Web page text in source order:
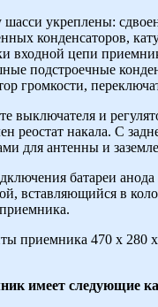
шасси укреплены:
конденсаторов,
входной цепи
подстроечные
громкости,
выключателя и
реостат накала. С
для антенны и
батареи
вставляющийся в
приемника 470 х 280
имеет следующие